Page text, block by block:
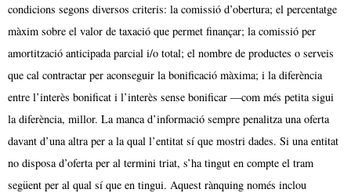
condicions segons diversos criteris: la comissió d’obertura; el percentatge
màxim sobre el valor de taxació que permet finançar; la comissió per
amortització anticipada parcial i/o total; el nombre de productes o serveis
que cal contractar per aconseguir la bonificació màxima; i la diferència
entre l’interès bonificat i l’interès sense bonificar —com més petita sigui
la diferència, millor. La manca d’informació sempre penalitza una oferta
davant d’una altra per a la qual l’entitat sí que mostri dades. Si una entitat
no disposa d’oferta per al termini triat, s’ha tingut en compte el tram
següent per al qual sí que en tingui. Aquest rànquing només inclou